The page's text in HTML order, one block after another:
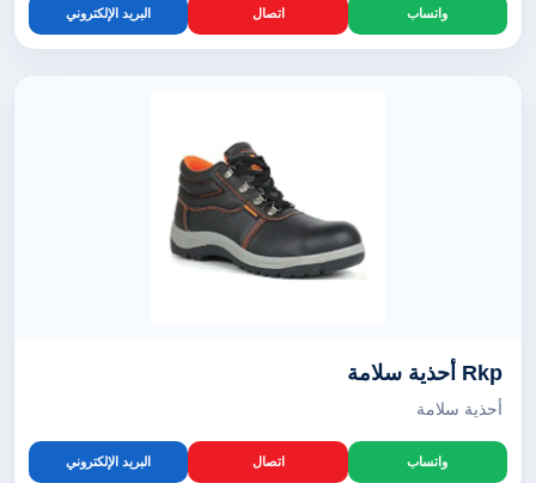
واتساب اتصال البريد الإلكتروني
Rkp أحذية سلامة
أحذية سلامة
واتساب اتصال البريد الإلكتروني